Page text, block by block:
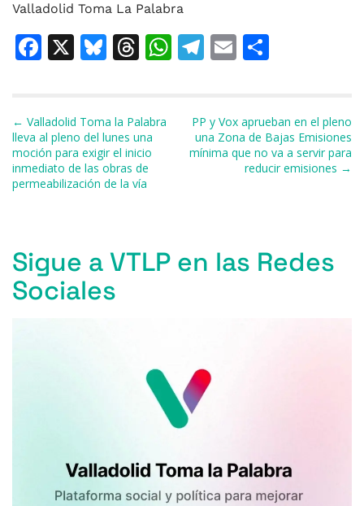
Valladolid Toma La Palabra
F
e
b
o
X
Bl
s
k
y
T
a
d
s
W T
gr
a
E
l
p
ar
ti
Navegación de entradas
← Valladolid Toma la Palabra
lleva al pleno del lunes una
moción para exigir el inicio
inmediato de las obras de
permeabilización de la vía
PP y Vox aprueban en el pleno
una Zona de Bajas Emisiones
mínima que no va a servir para
reducir emisiones →
Sigue a VTLP en las Redes
Sociales